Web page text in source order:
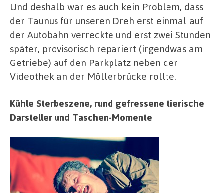
Und deshalb war es auch kein Problem, dass
der Taunus für unseren Dreh erst einmal auf
der Autobahn verreckte und erst zwei Stunden
später, provisorisch repariert (irgendwas am
Getriebe) auf den Parkplatz neben der
Videothek an der Möllerbrücke rollte.
Kühle Sterbeszene, rund gefressene tierische
Darsteller und Taschen-Momente